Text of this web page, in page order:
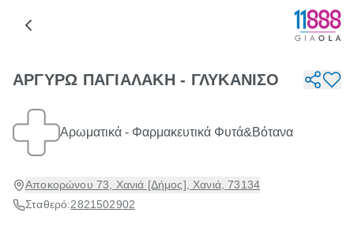
ΑΡΓΥΡΩ ΠΑΓΙΑΛΑΚΗ - ΓΛΥΚΑΝΙΣΟ
Αρωματικά - Φαρμακευτικά Φυτά&Βότανα
Αποκορώνου 73, Χανιά [Δήμος], Χανιά, 73134
Σταθερό:2821502902